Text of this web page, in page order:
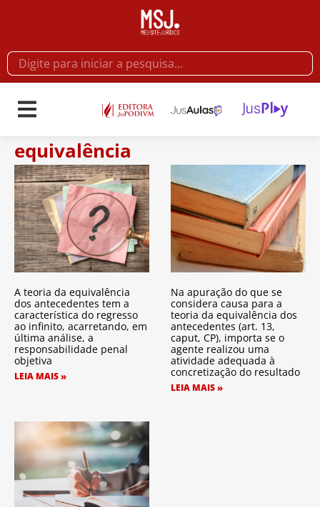
equivalência
A teoria da equivalência
dos antecedentes tem a
característica do regresso
ao infinito, acarretando, em
última análise, a
responsabilidade penal
objetiva
LEIA MAIS »
Na apuração do que se
considera causa para a
teoria da equivalência dos
antecedentes (art. 13,
caput, CP), importa se o
agente realizou uma
atividade adequada à
concretização do resultado
LEIA MAIS »